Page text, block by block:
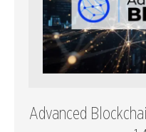
Advanced